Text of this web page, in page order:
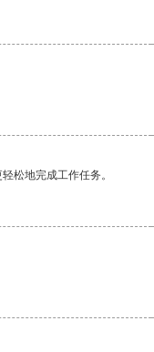
松地完成工作任务。